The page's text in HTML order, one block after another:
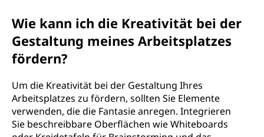
Wie kann ich die Kreativität bei der
Gestaltung meines Arbeitsplatzes
fördern?
Um die Kreativität bei der Gestaltung Ihres
Arbeitsplatzes zu fördern, sollten Sie Elemente
verwenden, die die Fantasie anregen. Integrieren
Sie beschreibbare Oberflächen wie Whiteboards